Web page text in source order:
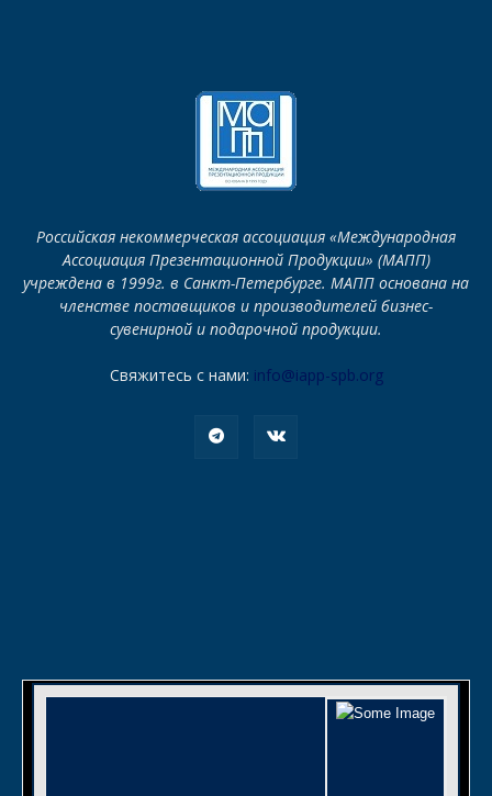
Российская некоммерческая ассоциация «Международная
Ассоциация Презентационной Продукции» (МАПП)
учреждена в 1999г. в Санкт-Петербурге. МАПП основана на
членстве поставщиков и производителей бизнес-
сувенирной и подарочной продукции.
Свяжитесь с нами: info@iapp-spb.org